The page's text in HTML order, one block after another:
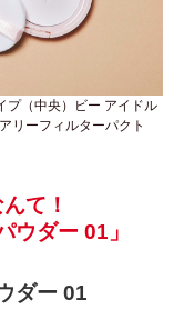
プ（中央）ビー アイドル
リーフィルターパクト
て！
ウダー 01」
ダー 01